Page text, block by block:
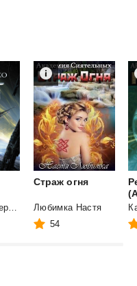
Страж огня
Любимка Настя
54